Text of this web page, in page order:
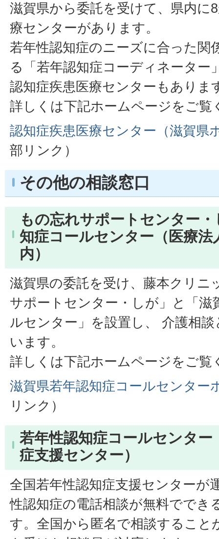
滋賀県から委託を受けて、県内に
療センターがあります。
若年性認知症のニーズに合った関
る「若年認知症コーディネーター
認知症疾患医療センターもありま
詳しくは下記ホームページをご覧
認知症疾患医療センター（滋賀県
部リンク）
その他の相談窓口
もの忘れサポートセンター
知症コールセンター（医療法
内）
滋賀県の委託を受け、藤本クリニ
サポートセンター・しが」と「滋
ルセンター」を設置し、 介護相
います。
詳しくは下記ホームページをご覧
滋賀県若年認知症コールセンター
リンク）
若年性認知症コールセンター
症支援センター）
全国若年性認知症支援センターが
性認知症の電話相談が無料ででき
す。全国から匿名で相談すること